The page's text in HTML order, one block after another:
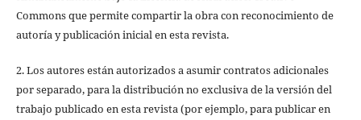
Commons que permite compartir la obra con reconocimiento de
autoría y publicación inicial en esta revista.
2. Los autores están autorizados a asumir contratos adicionales
por separado, para la distribución no exclusiva de la versión del
trabajo publicado en esta revista (por ejemplo, para publicar en